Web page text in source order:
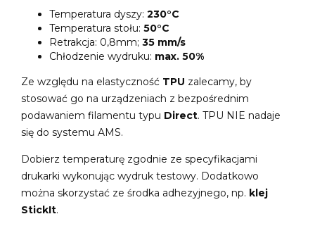
Temperatura dyszy: 230°C
Temperatura stołu: 50°C
Retrakcja: 0,8mm; 35 mm/s
Chłodzenie wydruku: max. 50%
Ze względu na elastyczność TPU zalecamy, by
stosować go na urządzeniach z bezpośrednim
podawaniem filamentu typu Direct. TPU NIE nadaje
się do systemu AMS.
Dobierz temperaturę zgodnie ze specyfikacjami
drukarki wykonując wydruk testowy. Dodatkowo
można skorzystać ze środka adhezyjnego, np. klej
StickIt.